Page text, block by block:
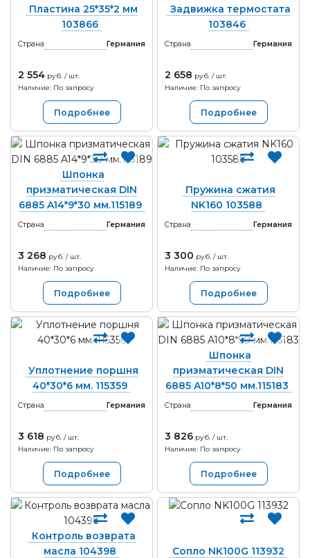
Пластина 25*35*2 мм
103866
Страна Германия
2 554 руб. / шт.
Наличие: По запросу
Подробнее
Задвижка термостата
103846
Страна Германия
2 658 руб. / шт.
Наличие: По запросу
Подробнее
Шпонка
призматическая DIN
6885 A14*9*30 мм.115189
Страна Германия
3 268 руб. / шт.
Наличие: По запросу
Подробнее
Пружина сжатия
NK160 103588
Страна Германия
3 300 руб. / шт.
Наличие: По запросу
Подробнее
Уплотнение поршня
40*30*6 мм. 115359
Страна Германия
3 618 руб. / шт.
Наличие: По запросу
Подробнее
Шпонка
призматическая DIN
6885 A10*8*50 мм.115183
Страна Германия
3 826 руб. / шт.
Наличие: По запросу
Подробнее
Контроль возврата
масла 104398
Сопло NK100G 113932